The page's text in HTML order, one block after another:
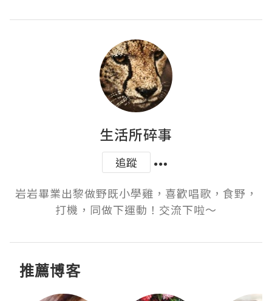
生活所碎事
追蹤
岩岩畢業出黎做野既小學雞，喜歡唱歌，食野，
打機，同做下運動！交流下啦～
推薦博客